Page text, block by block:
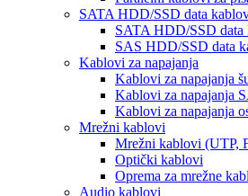
SATA HDD/SSD data
SATA HDD/SSD data
SAS HDD/SSD data
Kablovi za napajanja
Kablovi za napajanja
Kablovi za napajanja
Kablovi za napajanja
Mrežni kablovi
Mrežni kablovi (UTP,
Optički kablovi
Oprema za mrežne
Audio kablovi